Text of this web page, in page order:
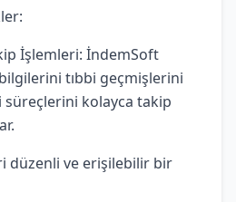
İşlemleri: İndemSoft
tıbbi geçmişlerini
süreçlerini kolayca takip
düzenli ve erişilebilir bir